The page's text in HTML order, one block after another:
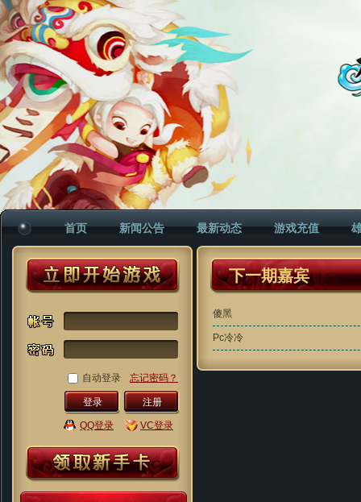
首页 新闻公告 最新动态 游戏充值
自动登录 忘记密码？
注册
QQ登录 VC登录
下一期嘉宾
傻黑
Pc冷冷